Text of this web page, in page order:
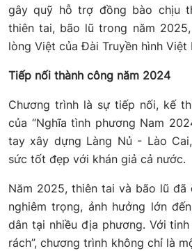
gây quỹ hỗ trợ đồng bào chịu
thiên tai, bão lũ trong năm
lòng Việt của Đài Truyền hình Việt
Tiếp nối thành công năm 2024
Chương trình là sự tiếp nối, kế
của “Nghĩa tình phương Nam
tay xây dựng Làng Nủ - Lào
sức tốt đẹp với khán giả cả nước.
Năm 2025, thiên tai và bão lũ đã
nghiêm trọng, ảnh hưởng lớn
dân tại nhiều địa phương. Với tinh
rách”, chương trình không chỉ là